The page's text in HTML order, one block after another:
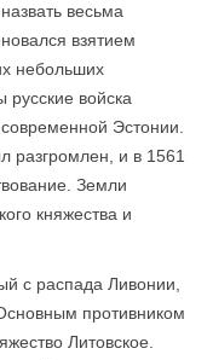
весьма
взятием
небольших
русские войска
Эстонии.
разгромлен, и в 1561
Земли
княжества и
с распада Ливонии,
противником
Литовское.